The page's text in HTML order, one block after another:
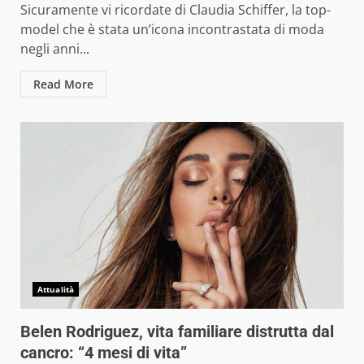
Sicuramente vi ricordate di Claudia Schiffer, la top-
model che è stata un’icona incontrastata di moda
negli anni...
Read More
Attualità
Belen Rodriguez, vita familiare distrutta dal
cancro: “4 mesi di vita”